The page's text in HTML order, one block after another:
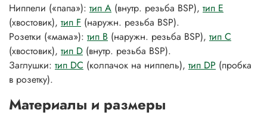
Ниппели («папа»): тип A (внутр. резьба BSP), тип E
(хвостовик), тип F (наружн. резьба BSP).
Розетки («мама»): тип B (наружн. резьба BSP), тип C
(хвостовик), тип D (внутр. резьба BSP).
Заглушки: тип DC (колпачок на ниппель), тип DP (пробка
в розетку).
Материалы и размеры